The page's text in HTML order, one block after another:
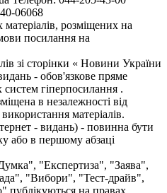
06068
розміщених на
посилання на
зі сторінки « Новини України
- обов'язкове пряме
гіперпосилання .
в незалежності від
матеріалів.
- видань) - повинна бути
або в першому абзаці
"Експертиза", "Заява",
"Вибори", "Тест-драйв",
на правах